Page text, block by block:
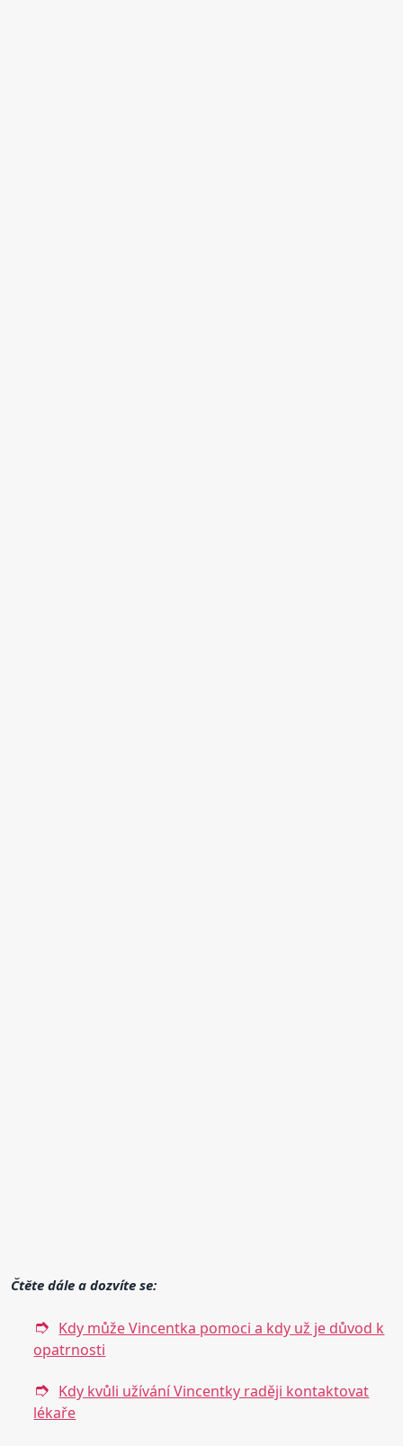
Čtěte dále a dozvíte se:
Kdy může Vincentka pomoci a kdy už je důvod k
opatrnosti
Kdy kvůli užívání Vincentky raději kontaktovat
lékaře